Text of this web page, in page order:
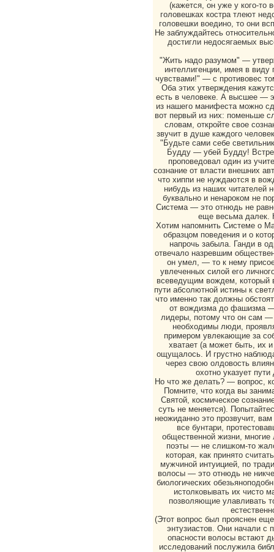
(кажется, он уже у кого-то
головешках костра тлеют
головешки воедино, то они
Не заблуждайтесь
достигли недосягаемых
"Жить надо разумом" —
интеллигенции, имея в
чувствами!" — с противовес
Оба этих утверждения
есть в человеке. А высшее —
из нашего манифеста можно
вот первый из них: поменьше
словам, откройте свое
звучит в душе каждого
"Будьте сами себе
Будду — убей Будду!
проповедовал один из
сознание от власти внешних
что хиппи не нуждаются в
нибудь из наших читателей
буквально и ненароком не
Система — это отнюдь не
еще весьма далек.
Хотим напомнить Системе о
образцом поведения и о
напрочь забыла. Ганди в
отвечало назревшим
он умел, — то к нему
увлеченных силой его
всеведущим вождем, который
пути абсолютной истины к
что именно так должны
от вождизма до фашизма
лидеры, потому что он сам
необходимы люди,
примером увлекающие за
хватает (а может быть, их
ощущалось. И грустно
через свою олдовость
охотно указует
Но что же делать? — вопрос,
Помните, что когда вы
Святой, космическое
суть не меняется).
неожиданно это прозвучит,
все бунтари,
общественной жизни,
поэты — не слишком-то
которая, как принято
мужчиной интуицией, по
волосы — это отнюдь не
биологических
истолковывать их чисто
позволяющие улавливать
(Этот вопрос был прояснен
энтузиастов. Они начали с
опасности волосы встают
исследований послужила